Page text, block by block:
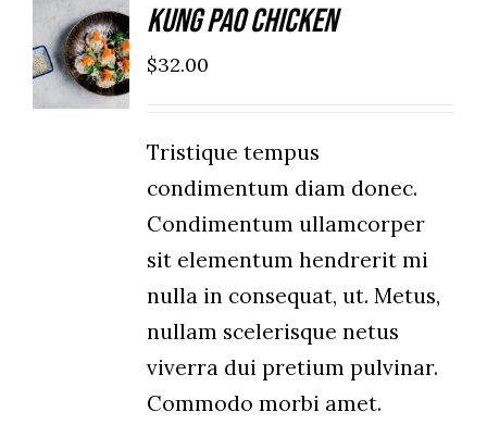
ADD TO
CART
/
DETAILS
Kung Pao Chicken
$32.00
Tristique tempus
condimentum diam donec.
Condimentum ullamcorper
sit elementum hendrerit mi
nulla in consequat, ut. Metus,
nullam scelerisque netus
viverra dui pretium pulvinar.
Commodo morbi amet.